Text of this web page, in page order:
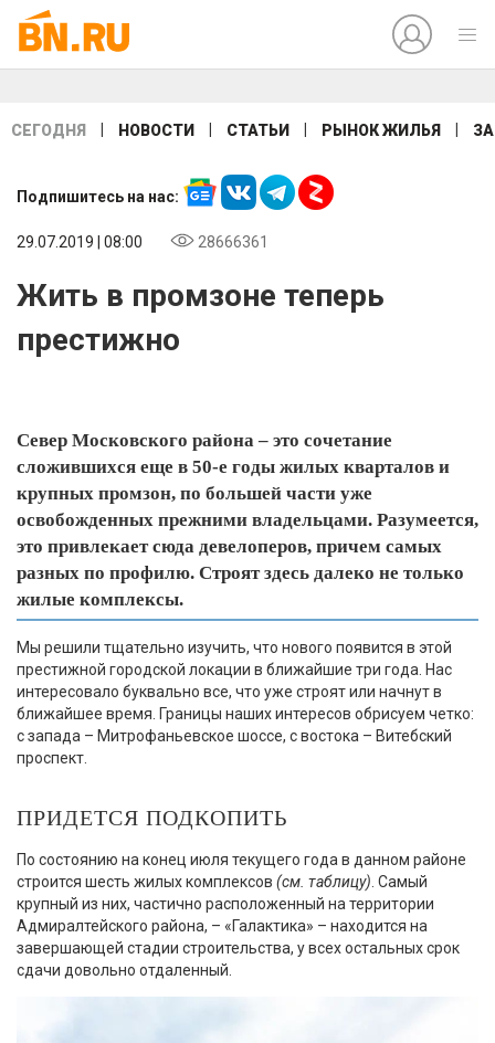
СЕГОДНЯ НОВОСТИ СТАТЬИ РЫНОК ЖИЛЬЯ
Подпишитесь на нас:
29.07.2019 | 08:00 28666361
Жить в промзоне теперь
престижно
Север Московского района – это сочетание
сложившихся еще в 50-е годы жилых кварталов и
крупных промзон, по большей части уже
освобожденных прежними владельцами. Разумеется,
это привлекает сюда девелоперов, причем самых
разных по профилю. Строят здесь далеко не только
жилые комплексы.
Мы решили тщательно изучить, что нового появится в этой
престижной городской локации в ближайшие три года. Нас
интересовало буквально все, что уже строят или начнут в
ближайшее время. Границы наших интересов обрисуем четко:
с запада – Митрофаньевское шоссе, с востока – Витебский
проспект.
ПРИДЕТСЯ ПОДКОПИТЬ
По состоянию на конец июля текущего года в данном районе
строится шесть жилых комплексов (см. таблицу) . Самый
крупный из них, частично расположенный на территории
Адмиралтейского района, – «Галактика» – находится на
завершающей стадии строительства, у всех остальных срок
сдачи довольно отдаленный.